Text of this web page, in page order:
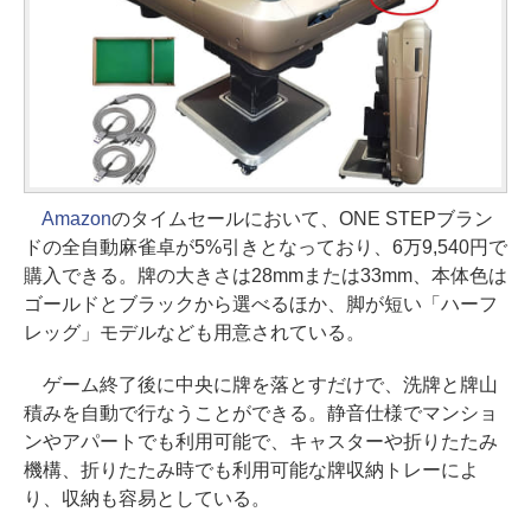
Amazonのタイムセールにおいて、ONE STEPブラン
ドの全自動麻雀卓が5%引きとなっており、6万9,540円で
購入できる。牌の大きさは28mmまたは33mm、本体色は
ゴールドとブラックから選べるほか、脚が短い「ハーフ
レッグ」モデルなども用意されている。
ゲーム終了後に中央に牌を落とすだけで、洗牌と牌山
積みを自動で行なうことができる。静音仕様でマンショ
ンやアパートでも利用可能で、キャスターや折りたたみ
機構、折りたたみ時でも利用可能な牌収納トレーによ
り、収納も容易としている。